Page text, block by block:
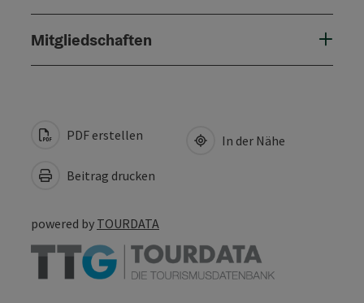
Mitgliedschaften
PDF erstellen
Beitrag drucken
In der Nähe
powered by TOURDATA